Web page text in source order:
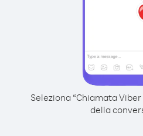
Seleziona “Chiamata
della